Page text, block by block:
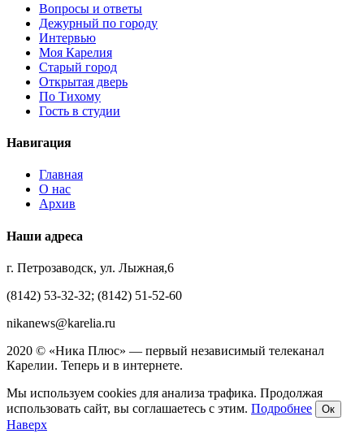
Вопросы и ответы
Дежурный по городу
Интервью
Моя Карелия
Старый город
Открытая дверь
По Тихому
Гость в студии
Навигация
Главная
О нас
Архив
Наши адреса
г. Петрозаводск, ул. Лыжная,6
(8142) 53-32-32; (8142) 51-52-60
nikanews@karelia.ru
2020 © «Ника Плюс» — первый независимый телеканал
Карелии. Теперь и в интернете.
Мы используем cookies для анализа трафика. Продолжая
использовать сайт, вы соглашаетесь с этим. Подробнее Ок
Наверх